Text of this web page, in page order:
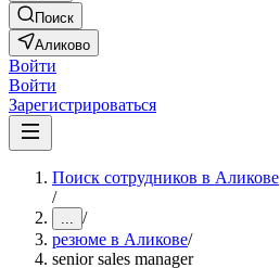
Поиск
Аликово
Войти
Войти
Зарегистрироваться
Поиск сотрудников в Аликове
/
... /
резюме в Аликове/
senior sales manager